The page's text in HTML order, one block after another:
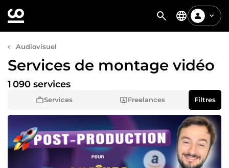
Audiovisuel
Services de montage vidéo
Services Freelances
1 090 services
Filtres